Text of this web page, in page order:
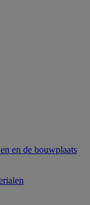
en de bouwplaats